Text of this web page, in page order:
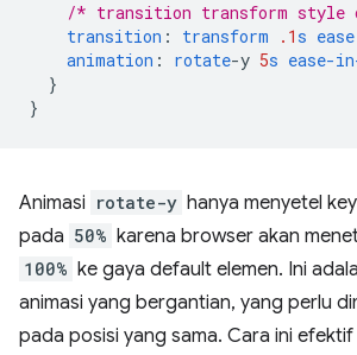
/* transition transform style
transition : transform .1s ease
animation : rotate-y 5s ease-
}
}
Animasi rotate-y hanya menyetel
pada 50% karena browser akan
100% ke gaya default elemen. Ini
animasi yang bergantian, yang perlu
pada posisi yang sama. Cara ini